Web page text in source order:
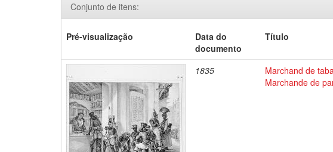
Conjunto de itens:
Pré-visualização
Data do
documento
Título
1835
Marchand de
Marchande de